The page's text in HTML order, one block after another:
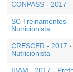
CONPASS - 2017
SC Treinamentos
Nutricionista
CRESCER - 2017
Nutricionista